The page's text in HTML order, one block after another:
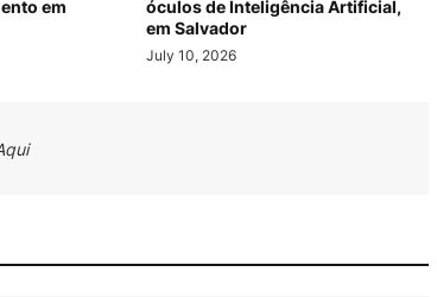
em
óculos de Inteligência Artificial,
em Salvador
July 10, 2026